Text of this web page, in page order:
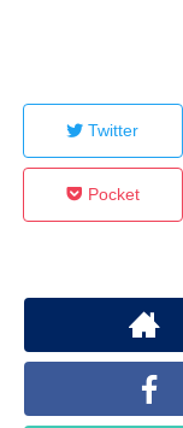
Twitter
Pocket